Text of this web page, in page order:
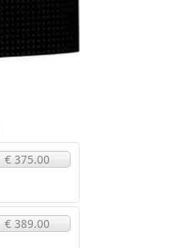
€ 375.00
€ 389.00